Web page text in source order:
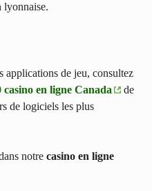
lyonnaise.
applications de jeu, consultez
casino en ligne Canada
de
de logiciels les plus
notre casino en ligne